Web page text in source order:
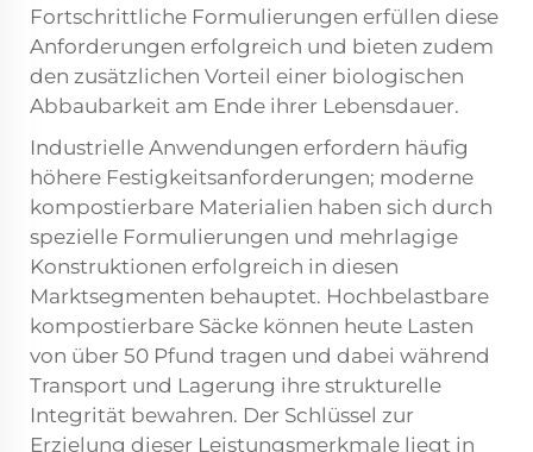
Fortschrittliche Formulierungen erfüllen diese
Anforderungen erfolgreich und bieten zudem
den zusätzlichen Vorteil einer biologischen
Abbaubarkeit am Ende ihrer Lebensdauer.
Industrielle Anwendungen erfordern häufig
höhere Festigkeitsanforderungen; moderne
kompostierbare Materialien haben sich durch
spezielle Formulierungen und mehrlagige
Konstruktionen erfolgreich in diesen
Marktsegmenten behauptet. Hochbelastbare
kompostierbare Säcke können heute Lasten
von über 50 Pfund tragen und dabei während
Transport und Lagerung ihre strukturelle
Integrität bewahren. Der Schlüssel zur
Erzielung dieser Leistungsmerkmale liegt in